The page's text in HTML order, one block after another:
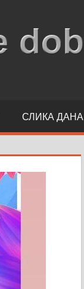
СЛИКА ДАНА